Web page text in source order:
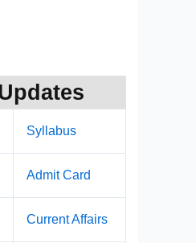
Syllabus
Admit Card
Current Affairs